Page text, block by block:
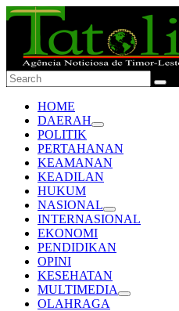
HOME
DAERAH
POLITIK
PERTAHANAN
KEAMANAN
KEADILAN
HUKUM
NASIONAL
INTERNASIONAL
EKONOMI
PENDIDIKAN
OPINI
KESEHATAN
MULTIMEDIA
OLAHRAGA